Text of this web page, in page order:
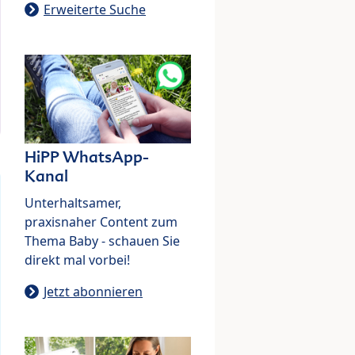
Erweiterte Suche
HiPP WhatsApp-
Kanal
Unterhaltsamer,
praxisnaher Content zum
Thema Baby - schauen Sie
direkt mal vorbei!
Jetzt abonnieren